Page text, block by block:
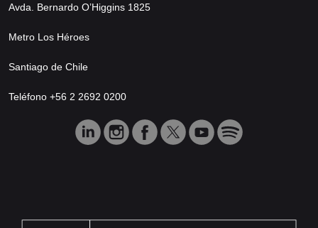
Avda. Bernardo O’Higgins 1825
Metro Los Héroes
Santiago de Chile
Teléfono +56 2 2692 0200